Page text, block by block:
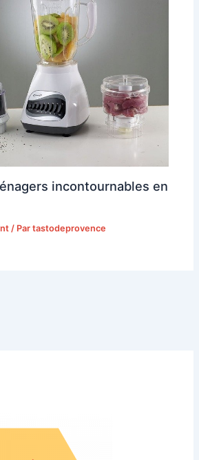
incontournables en
/ Partastodeprovence